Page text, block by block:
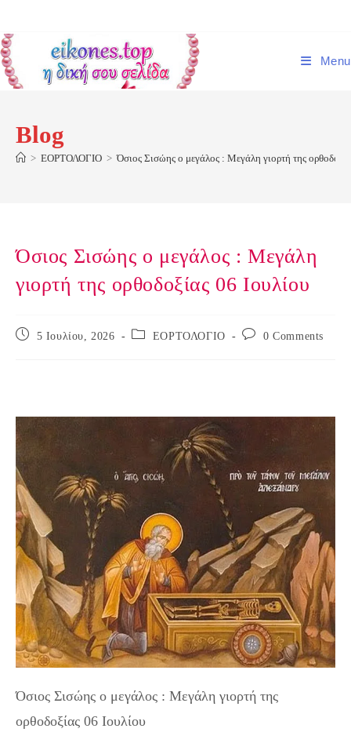
content
Menu
Blog
> ΕΟΡΤΟΛΟΓΙΟ > Όσιος Σισώης ο μεγάλος : Mεγάλη γιορτή της
Όσιος Σισώης ο μεγάλος : Mεγάλη
γιορτή της ορθοδοξίας 06 Ιουλίου
Post
5 Ιουλίου, 2026
Post ΕΟΡΤΟΛΟΓΙΟ
Post 0 Comments
Όσιος Σισώης ο μεγάλος : Mεγάλη γιορτή της
ορθοδοξίας 06 Ιουλίου